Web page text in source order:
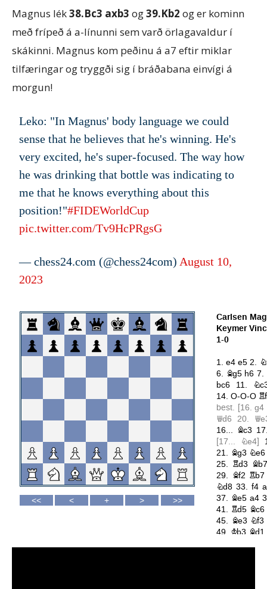
Magnus lék38.Bc3 axb3 og39.Kb2 og er kominn
með frípeð á a-línunni sem varð örlagavaldur í
skákinni. Magnus kom peðinu á a7 eftir miklar
tilfæringar og tryggði sig í bráðabana einvígi á
morgun!
Leko: "In Magnus' body language we could
sense that he believes that he's winning. He's
very excited, he's super-focused. The way how
he was drinking that bottle was indicating to
me that he knows everything about this
position!"#FIDEWorldCup
pic.twitter.com/Tv9HcPRgsG
— chess24.com (@chess24com) August 10,
2023